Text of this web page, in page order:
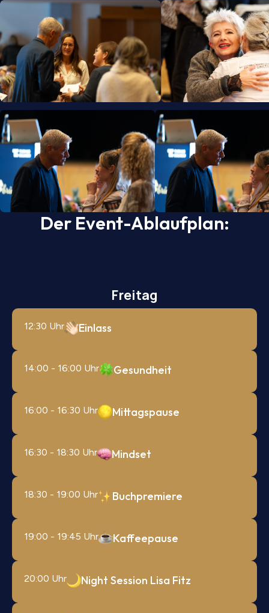
Der Event-Ablaufplan:
Freitag
12:30 Uhr Einlass
14:00 - 16:00 Uhr Gesundheit
16:00 - 16:30 Uhr Mittagspause
16:30 - 18:30 Uhr Mindset
18:30 - 19:00 Uhr Buchpremiere
19:00 - 19:45 Uhr Kaffeepause
20:00 Uhr Night Session Lisa Fitz